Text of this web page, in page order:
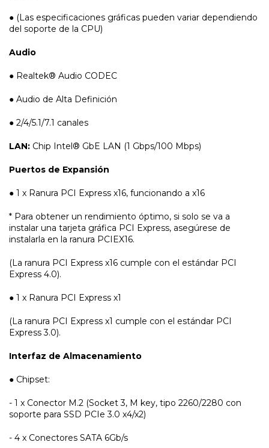
● (Las especificaciones gráficas pueden variar dependiendo
del soporte de la CPU)
Audio
● Realtek® Audio CODEC
● Audio de Alta Definición
● 2/4/5.1/7.1 canales
LAN: Chip Intel® GbE LAN (1 Gbps/100 Mbps)
Puertos de Expansión
● 1 x Ranura PCI Express x16, funcionando a x16
* Para obtener un rendimiento óptimo, si solo se va a
instalar una tarjeta gráfica PCI Express, asegúrese de
instalarla en la ranura PCIEX16.
(La ranura PCI Express x16 cumple con el estándar PCI
Express 4.0).
● 1 x Ranura PCI Express x1
(La ranura PCI Express x1 cumple con el estándar PCI
Express 3.0).
Interfaz de Almacenamiento
● Chipset:
- 1 x Conector M.2 (Socket 3, M key, tipo 2260/2280 con
soporte para SSD PCIe 3.0 x4/x2)
- 4 x Conectores SATA 6Gb/s